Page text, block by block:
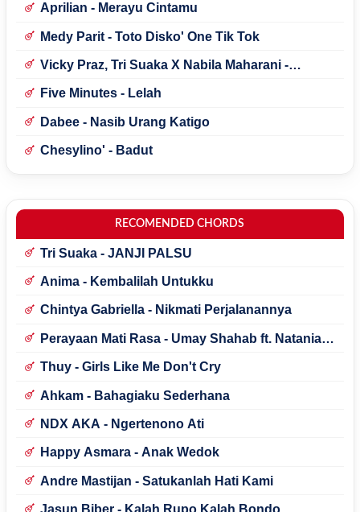
Aprilian - Merayu Cintamu
Medy Parit - Toto Disko' One Tik Tok
Vicky Praz, Tri Suaka X Nabila Maharani -
Five Minutes - Lelah
Dabee - Nasib Urang Katigo
Chesylino' - Badut
RECOMENDED CHORDS
Tri Suaka - JANJI PALSU
Anima - Kembalilah Untukku
Chintya Gabriella - Nikmati Perjalanannya
Perayaan Mati Rasa - Umay Shahab ft. Natania
Thuy - Girls Like Me Don't Cry
Ahkam - Bahagiaku Sederhana
NDX AKA - Ngertenono Ati
Happy Asmara - Anak Wedok
Andre Mastijan - Satukanlah Hati Kami
Jasun Biber - Kalah Rupo Kalah Bondo